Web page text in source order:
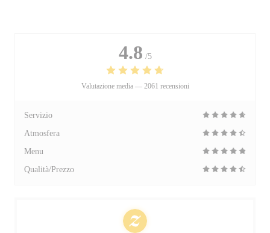
4.8 /5
Valutazione media — 2061 recensioni
Servizio
Atmosfera
Menu
Qualità/Prezzo